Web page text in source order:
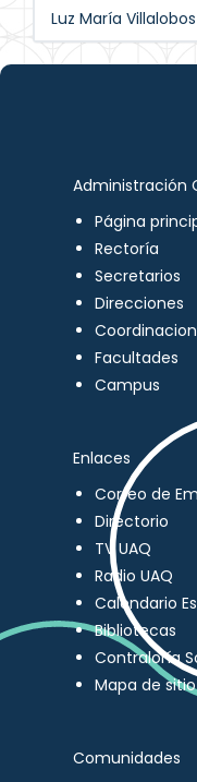
Luz María
Administración
Página
Rectoría
Secretarios
Direcciones
Facultades
Campus
Enlaces
Correo de
Directorio
TV UAQ
Radio UAQ
Calendario
Bibliotecas
Contraloría
Mapa de sitio
Comunidades